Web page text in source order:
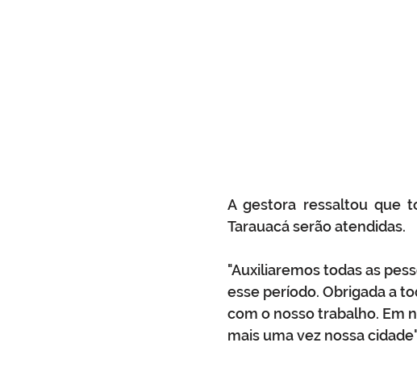
A gestora ressaltou que
Tarauacá serão atendidas.
"Auxiliaremos todas as
esse período. Obrigada a
com o nosso trabalho. Em
mais uma vez nossa